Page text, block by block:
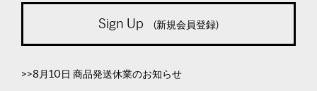
Sign Up (新規会員登録)
>>8月10日 商品発送休業のお知らせ